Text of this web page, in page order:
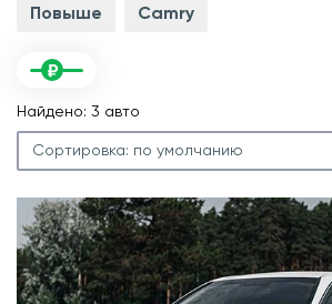
Повыше Camry
Найдено: 3 авто
Сортировка: по умолчанию